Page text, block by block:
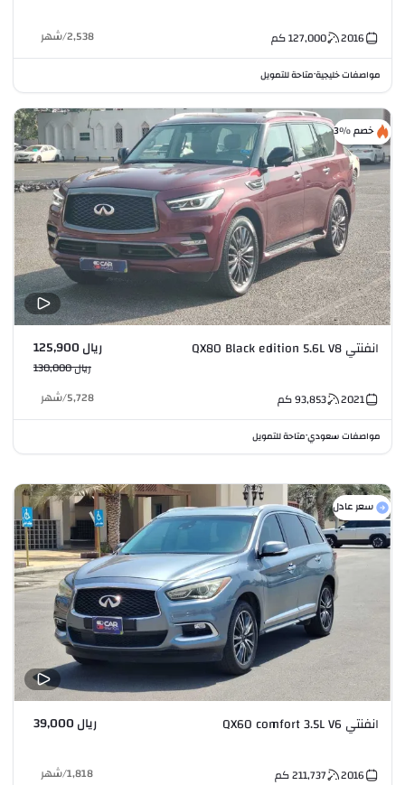
2016
127,000كم 2,538
/شهر
مواصفات خليجية•متاحة للتمويل
خصم %3
انفنتي QX80 Black edition 5.6L V8 ريال 125,900
ريال 130,000
2021
93,853كم 5,728
/شهر
مواصفات سعودي•متاحة للتمويل
سعر عادل
انفنتي QX60 comfort 3.5L V6 ريال 39,000
2016
211,737كم 1,818
/شهر